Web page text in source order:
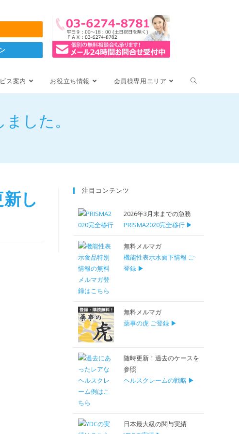
ス案内 お役立ち情報 会員様専用エリア
した。
し 注目コンテンツ
2026年3月末までの急務
PRISMA2020完全移行 ▶
無料メルマガ
機能性表示水面下情報 ご
登録 ▶
無料メルマガ
薬事の虎 ご登録 ▶
随時更新！過去のケースを
参照
ヘルスクレームの戦略 ▶
日本最大級の関与実績